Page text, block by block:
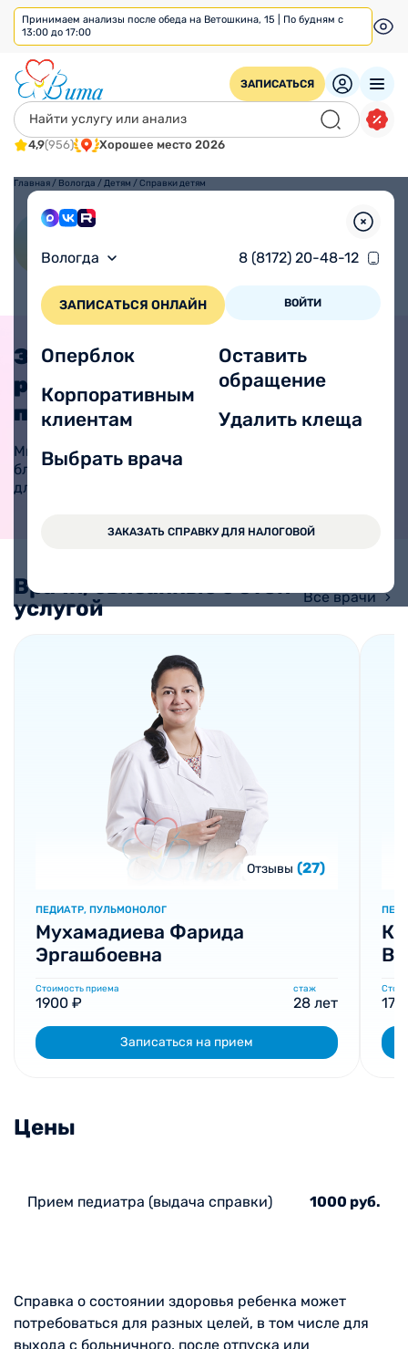
Принимаем анализы после обеда на Ветошкина, 15 | По будням с
13:00 до 17:00
ЗАПИСАТЬСЯ
4,9(956) Хорошее место 2026
Вологда 8 (8172) 20-48-12
ЗАПИСАТЬСЯ ОНЛАЙН ВОЙТИ
Оперблок
Корпоративным
клиентам
Выбрать врача
Оставить
обращение
Удалить клеща
ЗАКАЗАТЬ СПРАВКУ ДЛЯ НАЛОГОВОЙ
Главная / Вологда /Детям /Справки детям
Записать
ребенка к
педиатру
Мы подобрали вам
ближайшие свободные окна
для записи.
ЗАПИСАТЬ РЕБЕНКА
Врачи, связанные с этой
услугой
Все врачи
Отзывы (27)
ПЕДИАТР, ПУЛЬМОНОЛОГ
Мухамадиева Фарида
Эргашбоевна
Стоимость приема
1900 ₽
стаж
28 лет
Записаться на прием
Цены
Прием педиатра (выдача справки) 1000 руб.
Справка о состоянии здоровья ребенка может
потребоваться для разных целей, в том числе для
выхода с больничного, после отпуска или